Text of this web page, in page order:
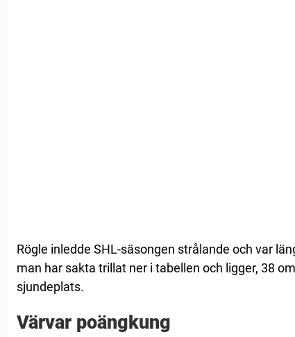
Rögle inledde SHL-säsongen strålande och var
man har sakta trillat ner i tabellen och ligger, 38
sjundeplats.
Värvar poängkung